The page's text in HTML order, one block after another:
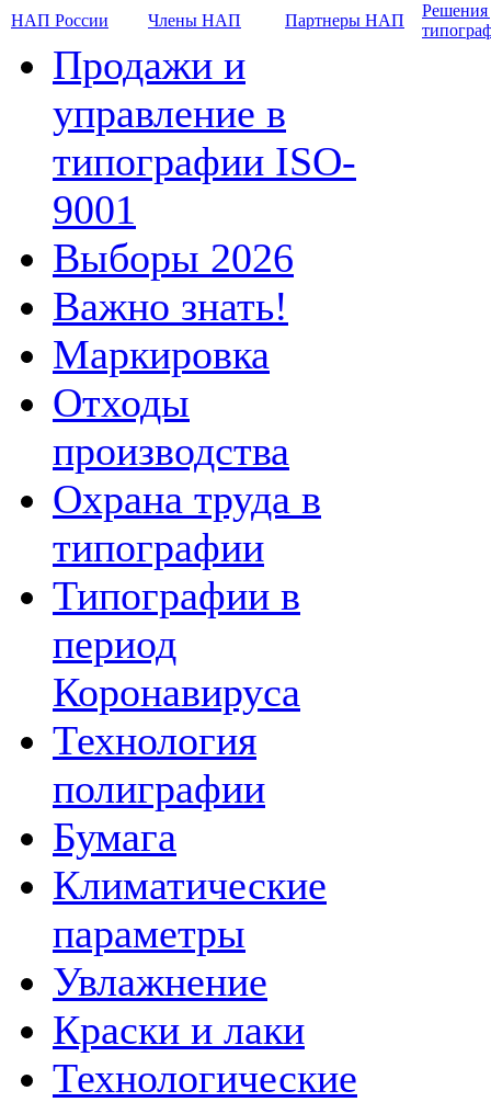
НАП России Члены НАП Партнеры НАП
Решения
Продажи и
управление в
типографии ISO-
9001
Выборы 2026
Важно знать!
Маркировка
Отходы
производства
Охрана труда в
типографии
Типографии в
период
Коронавируса
Технология
полиграфии
Бумага
Климатические
параметры
Увлажнение
Краски и лаки
Технологические